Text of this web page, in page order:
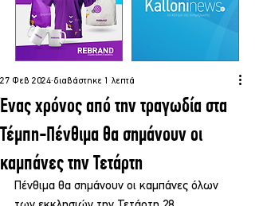
Ένας χρόνος από την τραγωδία στα
Τέμπη-Πένθιμα θα σημάνουν οι
καμπάνες την Τετάρτη
27 Φεβ 2024 διαβάστηκε 1 λεπτά
Πένθιμα θα σημάνουν οι καμπάνες όλων